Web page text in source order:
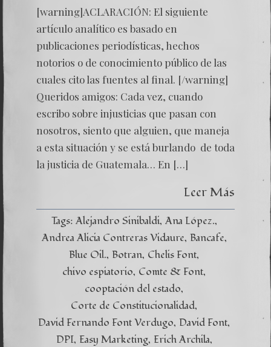
[warning]ACLARACIÓN: El siguiente
artículo analítico es basado en
publicaciones periodísticas, hechos
notorios o de conocimiento público de las
cuales cito las fuentes al final. [/warning]
Queridos amigos: Cada vez, cuando
escribo sobre injusticias que pasan con
nosotros, siento que alguien, que maneja
a esta situación y se está burlando de toda
la justicia de Guatemala… En […]
Leer Más
Tags: Alejandro Sinibaldi Ana López.
Andrea Alicia Contreras Vidaure Bancafe
Blue Oil. Botran Chelis Font
chivo espiatorio Comte & Font
cooptación del estado
Corte de Constitucionalidad
David Fernando Font Verdugo David Font
DPI Easy Marketing Erich Archila